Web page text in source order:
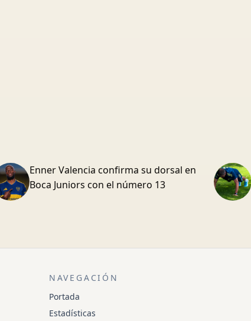
Enner Valencia confirma su dorsal en
Boca Juniors con el número 13
NAVEGACIÓN
Portada
Estadísticas